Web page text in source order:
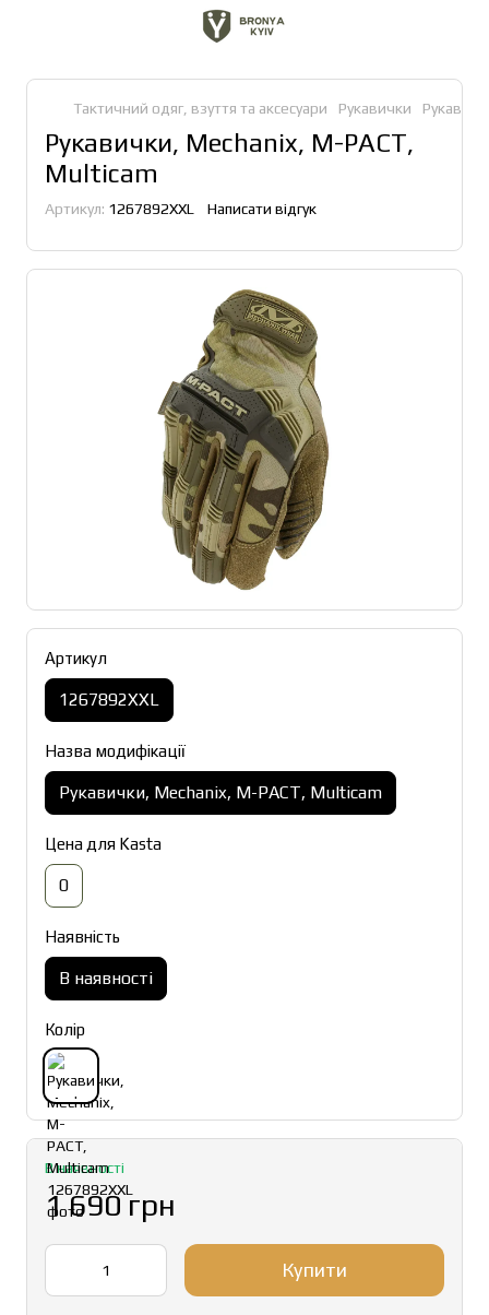
Тактичний одяг, взуття та аксесуари Рукавички
Рукавички, Mechanix, M-PACT,
Multicam
Артикул: 1267892XXL Написати відгук
Артикул
1267892XXL
Назва модифікації
Рукавички, Mechanix, M-PACT, Multicam
Цена для Kasta
0
Наявність
В наявності
Колір
В наявності
1 690 грн
Купити